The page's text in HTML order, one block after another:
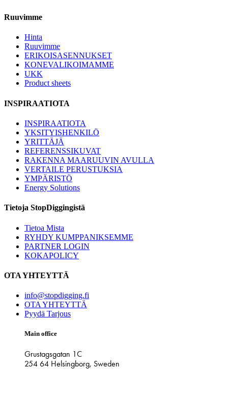
Ruuvimme
Hinta
Ruuvimme
ERIKOISASENNUKSET
KONEVALIKOIMAMME
UKK
Product sheets
INSPIRAATIOTA
INSPIRAATIOTA
YKSITYISHENKILÖ
YRITTÄJÄ
REFERENSSIKUVAT
RAKENNA MAARUUVIN AVULLA
VERTAILE PERUSTUKSIA
YMPÄRISTÖ
Energy Solutions
Tietoja StopDiggingistä
Tietoa Mista
RYHDY KUMPPANIKSEMME
PARTNER LOGIN
KOKAPOLICY
OTA YHTEYTTÄ
info@stopdigging.fi
OTA YHTEYTTÄ
Pyydä Tarjous
Main office
Grustagsgatan 1C
254 64 Helsingborg, Sweden